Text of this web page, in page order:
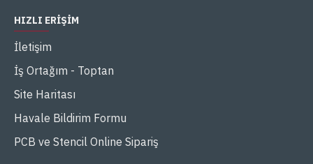
HIZLI ERIŞIM
İletişim
İş Ortağım - Toptan
Site Haritası
Havale Bildirim Formu
PCB ve Stencil Online Sipariş